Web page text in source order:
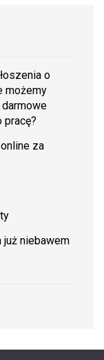
o
możemy
pracę?
za
już niebawem